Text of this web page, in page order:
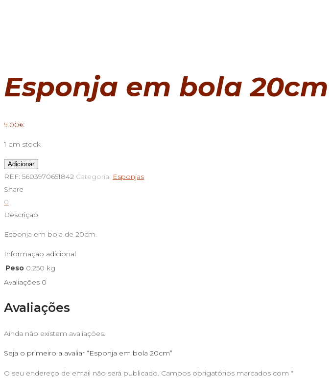
Esponja em bola 20cm
9.00€
1 em stock
Quantidade
de
Esponja
em
bola
Adicionar
REF: 5603970651842 Categoria: Esponjas
Share
0
Descrição
Esponja em bola de 20cm.
Informação adicional
Peso 0.250 kg
Avaliações 0
Avaliações
Ainda não existem avaliações.
Seja o primeiro a avaliar “Esponja em bola 20cm”
O seu endereço de email não será publicado. Campos obrigatórios marcados com *